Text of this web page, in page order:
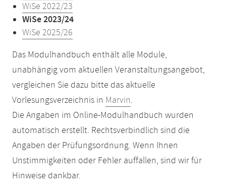
WiSe 2022/23
WiSe 2023/24
WiSe 2025/26
Das Modulhandbuch enthält alle Module,
unabhängig vom aktuellen Veranstaltungsangebot,
vergleichen Sie dazu bitte das aktuelle
Vorlesungsverzeichnis in Marvin.
Die Angaben im Online-Modulhandbuch wurden
automatisch erstellt. Rechtsverbindlich sind die
Angaben der Prüfungsordnung. Wenn Ihnen
Unstimmigkeiten oder Fehler auffallen, sind wir für
Hinweise dankbar.